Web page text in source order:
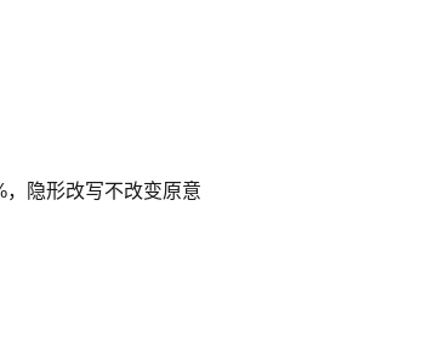
，隐形改写不改变原意